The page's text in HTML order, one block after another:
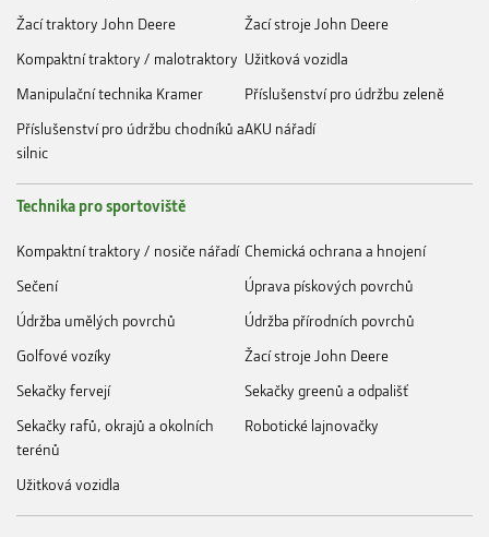
Žací traktory John Deere
Žací stroje John Deere
Kompaktní traktory / malotraktory Užitková vozidla
Manipulační technika Kramer
Příslušenství pro údržbu zeleně
Příslušenství pro údržbu chodníků a
silnic
AKU nářadí
Technika pro sportoviště
Kompaktní traktory / nosiče nářadí Chemická ochrana a hnojení
Sečení
Úprava pískových povrchů
Údržba umělých povrchů
Údržba přírodních povrchů
Golfové vozíky
Žací stroje John Deere
Sekačky fervejí
Sekačky greenů a odpališť
Sekačky rafů, okrajů a okolních
terénů
Robotické lajnovačky
Užitková vozidla